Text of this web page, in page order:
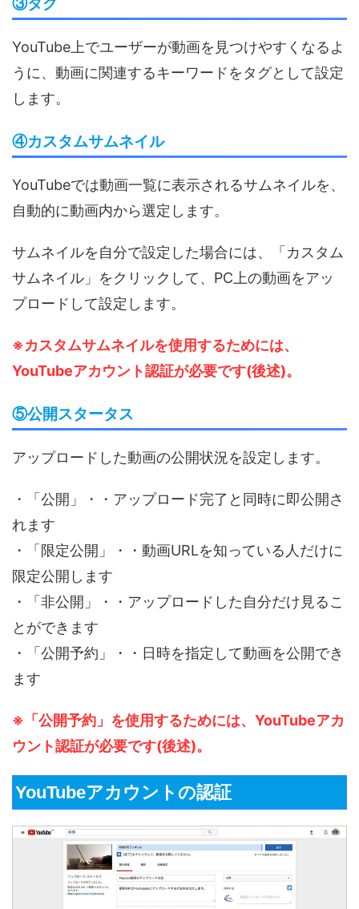
③タグ
YouTube上でユーザーが動画を見つけやすくなるよ
うに、動画に関連するキーワードをタグとして設定
します。
④カスタムサムネイル
YouTubeでは動画一覧に表示されるサムネイルを、
自動的に動画内から選定します。
サムネイルを自分で設定した場合には、「カスタム
サムネイル」をクリックして、PC上の動画をアッ
プロードして設定します。
※カスタムサムネイルを使用するためには、
YouTubeアカウント認証が必要です(後述)。
⑤公開スタータス
アップロードした動画の公開状況を設定します。
・「公開」・・アップロード完了と同時に即公開さ
れます
・「限定公開」・・動画URLを知っている人だけに
限定公開します
・「非公開」・・アップロードした自分だけ見るこ
とができます
・「公開予約」・・日時を指定して動画を公開でき
ます
※「公開予約」を使用するためには、YouTubeアカ
ウント認証が必要です(後述)。
YouTubeアカウントの認証